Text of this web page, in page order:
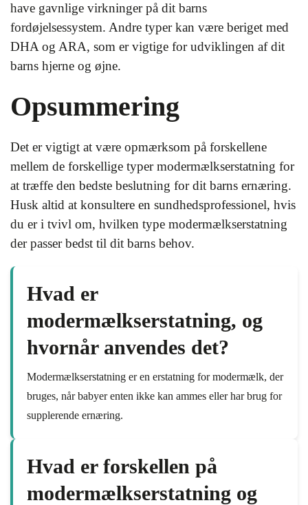
have gavnlige virkninger på dit barns
fordøjelsessystem. Andre typer kan være beriget med
DHA og ARA, som er vigtige for udviklingen af dit
barns hjerne og øjne.
Opsummering
Det er vigtigt at være opmærksom på forskellene
mellem de forskellige typer modermælkserstatning for
at træffe den bedste beslutning for dit barns ernæring.
Husk altid at konsultere en sundhedsprofessionel, hvis
du er i tvivl om, hvilken type modermælkserstatning
der passer bedst til dit barns behov.
Hvad er
modermælkserstatning, og
hvornår anvendes det?
Modermælkserstatning er en erstatning for modermælk, der
bruges, når babyer enten ikke kan ammes eller har brug for
supplerende ernæring.
Hvad er forskellen på
modermælkserstatning og